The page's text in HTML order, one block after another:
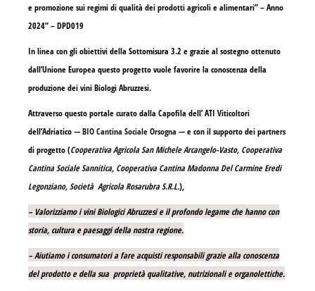
e promozione sui regimi di qualità dei prodotti agricoli e alimentari” – Anno
2024” – DPD019
In linea con gli obiettivi della Sottomisura 3.2 e grazie al sostegno ottenuto
dall’Unione Europea questo progetto vuole favorire la conoscenza della
produzione dei vini Biologi Abruzzesi.
Attraverso questo portale curato dalla Capofila dell’ ATI Viticoltori
dell’Adriatico —BIO Cantina Sociale Orsogna — e con il supporto dei partners
di progetto (Cooperativa Agricola San Michele Arcangelo-Vasto, Cooperativa
Cantina Sociale Sannitica, Cooperativa Cantina Madonna Del Carmine Eredi
Legonziano, Società Agricola Rosarubra S.R.L.),
– Valorizziamo i vini Biologici Abruzzesi e il profondo legame che hanno con
storia, cultura e paesaggi della nostra regione.
– Aiutiamo i consumatori a fare acquisti responsabili grazie alla conoscenza
del prodotto e della sua proprietà qualitative, nutrizionali e organolettiche.